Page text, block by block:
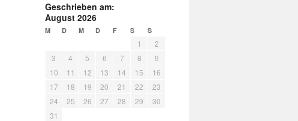
Geschrieben am:
August 2026
M D M D F S S
1
2
3
4 5 6 7 8
9
10
11 12 13 14 15
16
17
18 19 20 21 22
23
24
25 26 27 28 29
30
31